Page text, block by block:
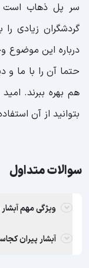
سر پل ذهاب است
گردشگران زیادی
درباره این موضوع
حتما آن را با ما و
هم بهره ببرند.
بتوانید از آن
سوالات متداول
ویژگی مهم
آبشار پیران